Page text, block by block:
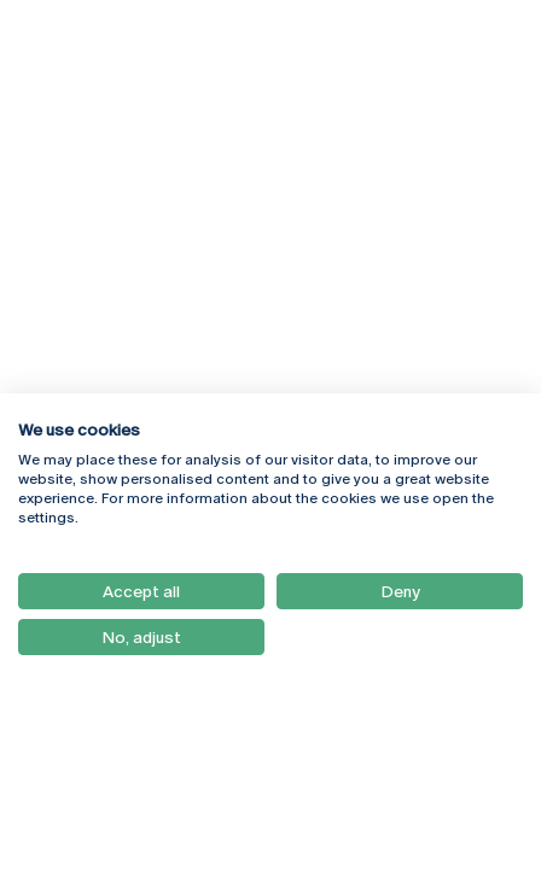
Rua Diogo Botelho 1327
4169-005 Porto
+351 226 196 240
Campus Online
Webmail
Como Chegar
Newsletter
We use cookies
We may place these for analysis of our visitor data, to improve our
website, show personalised content and to give you a great website
experience. For more information about the cookies we use open the
settings.
Accept all Deny
No, adjust